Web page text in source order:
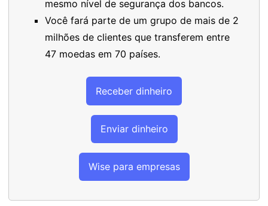
mesmo nível de segurança dos bancos.
Você fará parte de um grupo de mais de 2
milhões de clientes que transferem entre
47 moedas em 70 países.
Receber dinheiro
Enviar dinheiro
Wise para empresas